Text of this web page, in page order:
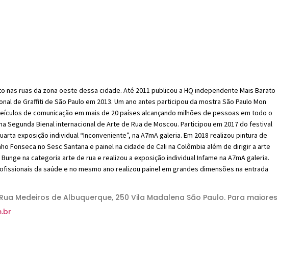
ruas da zona oeste dessa cidade. Até 2011 publicou a HQ independente Mais Barato
de Graffiti de São Paulo em 2013. Um ano antes participou da mostra São Paulo Mon
de comunicação em mais de 20 países alcançando milhões de pessoas em todo o
Segunda Bienal internacional de Arte de Rua de Moscou. Participou em 2017 do festival
exposição individual “Inconveniente”, na A7mA galeria. Em 2018 realizou pintura de
no Sesc Santana e painel na cidade de Cali na Colômbia além de dirigir a arte
na categoria arte de rua e realizou a exposição individual Infame na A7mA galeria.
da saúde e no mesmo ano realizou painel em grandes dimensões na entrada
Medeiros de Albuquerque, 250 Vila Madalena São Paulo. Para maiores